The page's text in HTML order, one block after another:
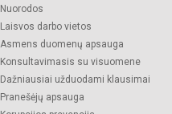
Nuorodos
Laisvos darbo vietos
Asmens duomenų apsauga
Konsultavimasis su visuomene
Dažniausiai užduodami klausimai
Pranešėjų apsauga